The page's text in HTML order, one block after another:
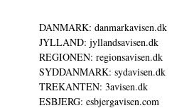
DANMARK: danmarkavisen.dk
JYLLAND: jyllandsavisen.dk
REGIONEN: regionsavisen.dk
SYDDANMARK: sydavisen.dk
TREKANTEN: 3avisen.dk
ESBJERG: esbjergavisen.com